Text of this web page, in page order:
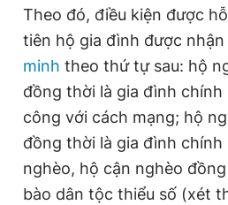
Giấy phép xuất bản số 110/GP -
© 2003-2026 Bản quyền thuộc về
chép dưới mọi hình thức nếu không
bản. Phát triển bởi ePi Technologies,
Theo đó, điều kiện được
tiên hộ gia đình được nhận
minh theo thứ tự sau: hộ
đồng thời là gia đình chính
công với cách mạng; hộ
đồng thời là gia đình chính
nghèo, hộ cận nghèo
bào dân tộc thiểu số (xét